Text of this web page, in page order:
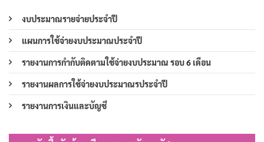
งบประมาณรายจ่ายประจำปี
แผนการใช้จ่ายงบประมาณประจำปี
รายงานการกำกับติดตามใช้จ่ายงบประมาณ รอบ 6 เดือน
รายงานผลการใช้จ่ายงบประมาณรประจำปี
รายงานการเงินและบัญชี